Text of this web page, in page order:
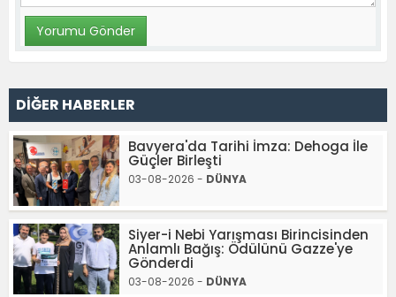
DİĞER HABERLER
Bavyera'da Tarihi İmza: Dehoga İle
Güçler Birleşti
03-08-2026 - DÜNYA
Siyer-i Nebi Yarışması Birincisinden
Anlamlı Bağış: Ödülünü Gazze'ye
Gönderdi
03-08-2026 - DÜNYA